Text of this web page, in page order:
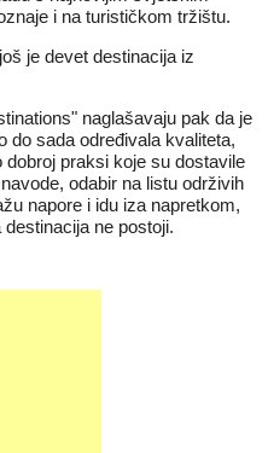
i na turističkom tržištu.
je devet destinacija iz
naglašavaju pak da je
do sada određivala kvaliteta,
praksi koje su dostavile
odabir na listu održivih
napore i idu iza napretkom,
ne postoji.